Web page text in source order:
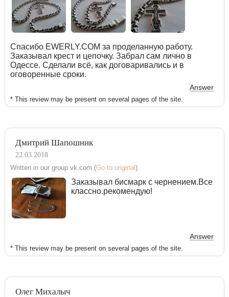
Спасибо EWERLY.COM за проделанную работу.
Заказывал крест и цепочку. Забрал сам лично в
Одессе. Сделали всё, как договаривались и в
оговоренные сроки.
Answer
* This review may be present on several pages of the site.
Дмитрий Шапошник
22.03.2018
Written in our group vk.com (Go to original )
Заказывал бисмарк с чернением.Все
классно.рекомендую!
Answer
* This review may be present on several pages of the site.
Олег Михалыч